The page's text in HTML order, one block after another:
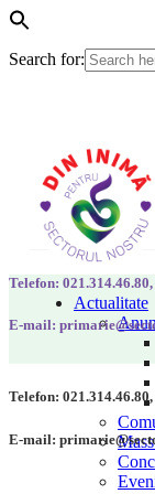
Search for:
Actualitate
Telefon:
E-mail:
Telefon:
E-mail: